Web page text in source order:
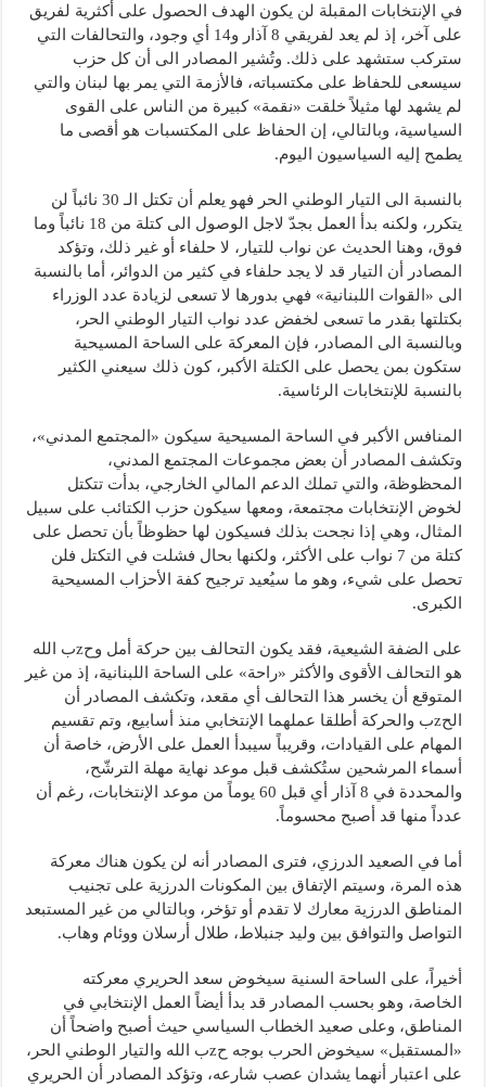
في الإنتخابات المقبلة لن يكون الهدف الحصول على أكثرية لفريق
على آخر، إذ لم يعد لفريقي 8 آذار و14 أي وجود، والتحالفات التي
ستركب ستشهد على ذلك. وتُشير المصادر الى أن كل حزب
سيسعى للحفاظ على مكتسباته، فالأزمة التي يمر بها لبنان والتي
لم يشهد لها مثيلاً خلقت «نقمة» كبيرة من الناس على القوى
السياسية، وبالتالي، إن الحفاظ على المكتسبات هو أقصى ما
يطمح إليه السياسيون اليوم.
بالنسبة الى التيار الوطني الحر فهو يعلم أن تكتل الـ 30 نائباً لن
يتكرر، ولكنه بدأ العمل بجدّ لاجل الوصول الى كتلة من 18 نائباً وما
فوق، وهنا الحديث عن نواب للتيار، لا حلفاء أو غير ذلك، وتؤكد
المصادر أن التيار قد لا يجد حلفاء في كثير من الدوائر، أما بالنسبة
الى «القوات اللبنانية» فهي بدورها لا تسعى لزيادة عدد الوزراء
بكتلتها بقدر ما تسعى لخفض عدد نواب التيار الوطني الحر،
وبالنسبة الى المصادر، فإن المعركة على الساحة المسيحية
ستكون بمن يحصل على الكتلة الأكبر، كون ذلك سيعني الكثير
بالنسبة للإنتخابات الرئاسية.
المنافس الأكبر في الساحة المسيحية سيكون «المجتمع المدني»،
وتكشف المصادر أن بعض مجموعات المجتمع المدني،
المحظوظة، والتي تملك الدعم المالي الخارجي، بدأت تتكتل
لخوض الإنتخابات مجتمعة، ومعها سيكون حزب الكتائب على سبيل
المثال، وهي إذا نجحت بذلك فسيكون لها حظوظاً بأن تحصل على
كتلة من 7 نواب على الأكثر، ولكنها بحال فشلت في التكتل فلن
تحصل على شيء، وهو ما سيُعيد ترجيح كفة الأحزاب المسيحية
الكبرى.
على الضفة الشيعية، فقد يكون التحالف بين حركة أمل وحzب الله
هو التحالف الأقوى والأكثر «راحة» على الساحة اللبنانية، إذ من غير
المتوقع أن يخسر هذا التحالف أي مقعد، وتكشف المصادر أن
الحzب والحركة أطلقا عملهما الإنتخابي منذ أسابيع، وتم تقسيم
المهام على القيادات، وقريباً سيبدأ العمل على الأرض، خاصة أن
أسماء المرشحين ستُكشف قبل موعد نهاية مهلة الترشّح،
والمحددة في 8 آذار أي قبل 60 يوماً من موعد الإنتخابات، رغم أن
عدداً منها قد أصبح محسوماً.
أما في الصعيد الدرزي، فترى المصادر أنه لن يكون هناك معركة
هذه المرة، وسيتم الإتفاق بين المكونات الدرزية على تجنيب
المناطق الدرزية معارك لا تقدم أو تؤخر، وبالتالي من غير المستبعد
التواصل والتوافق بين وليد جنبلاط، طلال أرسلان ووئام وهاب.
أخيراً، على الساحة السنية سيخوض سعد الحريري معركته
الخاصة، وهو بحسب المصادر قد بدأ أيضاً العمل الإنتخابي في
المناطق، وعلى صعيد الخطاب السياسي حيث أصبح واضحاً أن
«المستقبل» سيخوض الحرب بوجه حzب الله والتيار الوطني الحر،
على اعتبار أنهما يشدان عصب شارعه، وتؤكد المصادر أن الحريري